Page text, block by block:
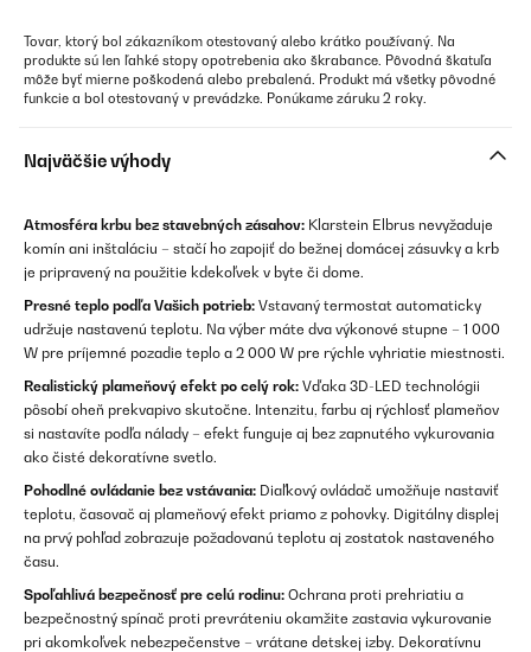
Tovar, ktorý bol zákazníkom otestovaný alebo krátko používaný. Na
produkte sú len ľahké stopy opotrebenia ako škrabance. Pôvodná škatuľa
môže byť mierne poškodená alebo prebalená. Produkt má všetky pôvodné
funkcie a bol otestovaný v prevádzke. Ponúkame záruku 2 roky.
Najväčšie výhody
Atmosféra krbu bez stavebných zásahov: Klarstein Elbrus nevyžaduje
komín ani inštaláciu – stačí ho zapojiť do bežnej domácej zásuvky a krb
je pripravený na použitie kdekoľvek v byte či dome.
Presné teplo podľa Vašich potrieb: Vstavaný termostat automaticky
udržuje nastavenú teplotu. Na výber máte dva výkonové stupne – 1 000
W pre príjemné pozadie teplo a 2 000 W pre rýchle vyhriatie miestnosti.
Realistický plameňový efekt po celý rok: Vďaka 3D-LED technológii
pôsobí oheň prekvapivo skutočne. Intenzitu, farbu aj rýchlosť plameňov
si nastavíte podľa nálady – efekt funguje aj bez zapnutého vykurovania
ako čisté dekoratívne svetlo.
Pohodlné ovládanie bez vstávania: Diaľkový ovládač umožňuje nastaviť
teplotu, časovač aj plameňový efekt priamo z pohovky. Digitálny displej
na prvý pohľad zobrazuje požadovanú teplotu aj zostatok nastaveného
času.
Spoľahlivá bezpečnosť pre celú rodinu: Ochrana proti prehriatiu a
bezpečnostný spínač proti prevráteniu okamžite zastavia vykurovanie
pri akomkoľvek nebezpečenstve – vrátane detskej izby. Dekoratívnu